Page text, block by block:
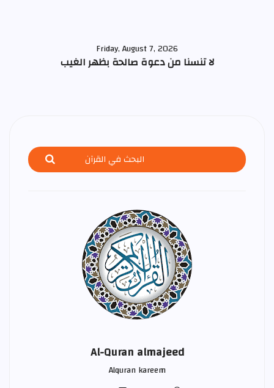
Friday, August 7, 2026
لا تنسنا من دعوة صالحة بظهر الغيب
Al-Quran almajeed
Alquran kareem